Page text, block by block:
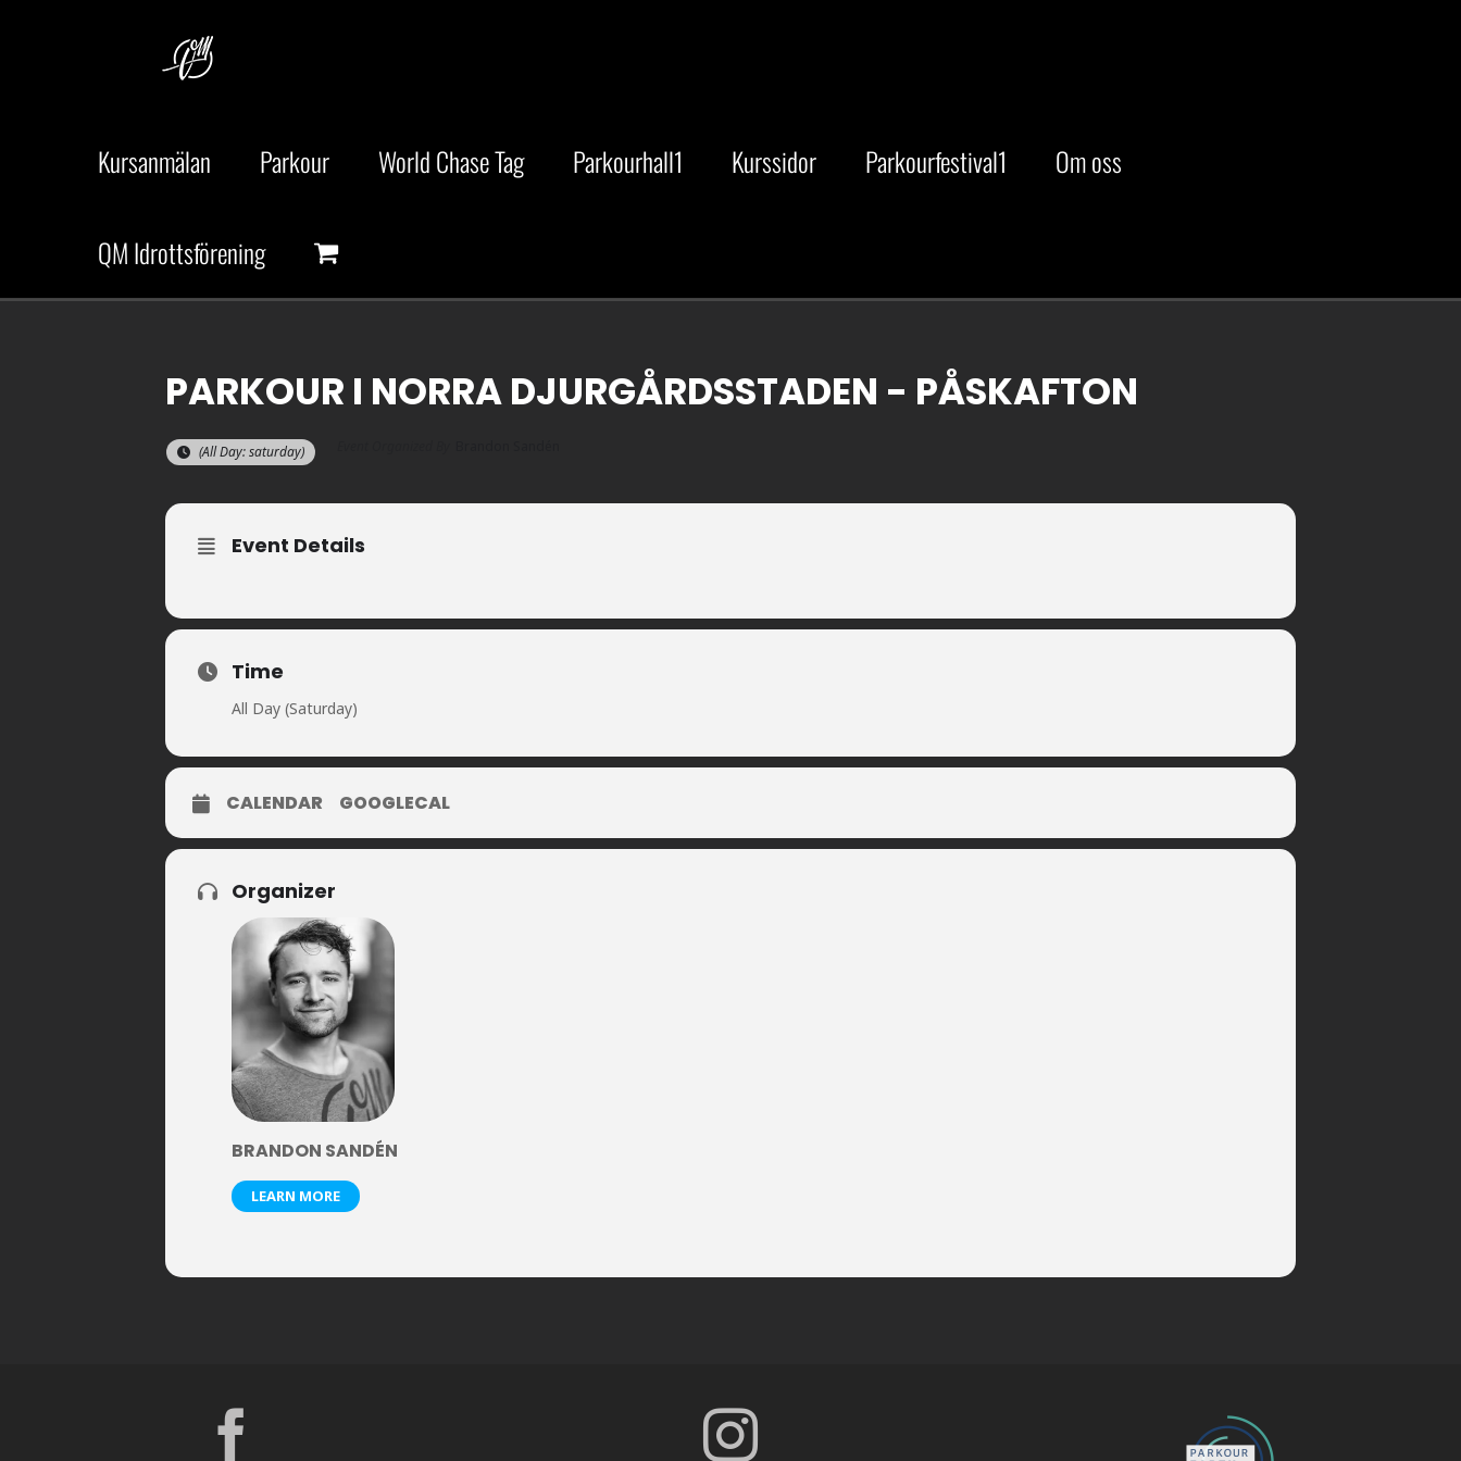
Kursanmälan Parkour World Chase Tag Parkourhall1 Kurssidor Parkourfestival1 Om oss
QM Idrottsförening
PARKOUR I NORRA DJURGÅRDSSTADEN - PÅSKAFTON
(All Day: saturday)
Event Details
Time
All Day (Saturday)
CALENDAR GOOGLECAL
Organizer
BRANDON SANDÉN
LEARN MORE